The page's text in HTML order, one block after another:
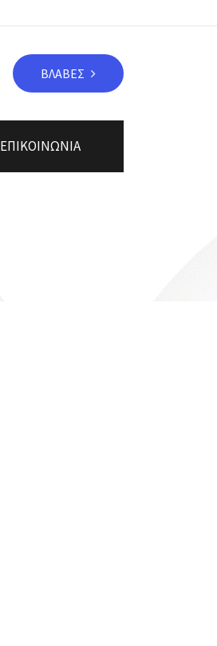
ΒΛΑΒΕΣ
ΕΠΙΚΟΙΝΩΝΙΑ